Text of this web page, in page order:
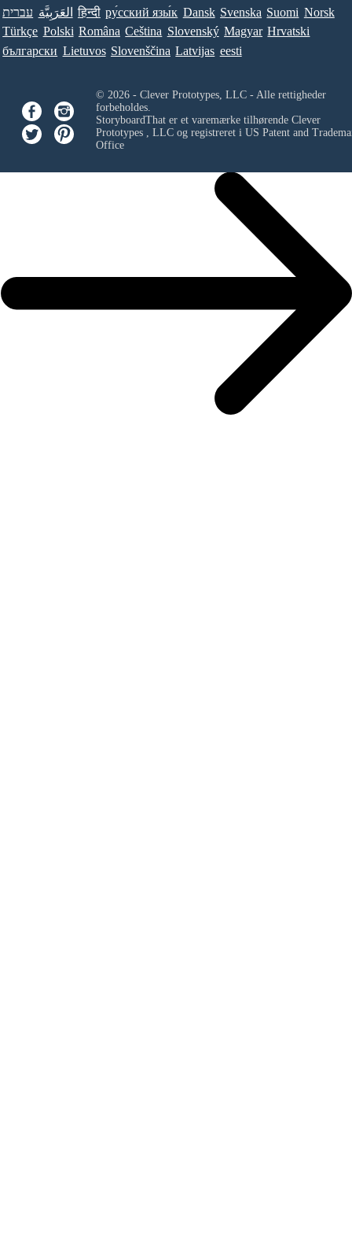
עברית العَرَبِيَّة हिन्दी ру́сский язы́к Dansk Svenska Suomi Norsk
Türkçe Polski Româna Ceština Slovenský Magyar Hrvatski
български Lietuvos Slovenščina Latvijas eesti
© 2026 - Clever Prototypes, LLC - Alle rettigheder
forbeholdes.
StoryboardThat er et varemærke tilhørende Clever
Prototypes , LLCog registreret i US Patent and
Office